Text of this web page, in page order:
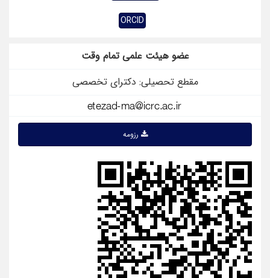
ORCID
عضو هیئت علمی تمام وقت
مقطع تحصیلی: دکترای تخصصی
رزومه